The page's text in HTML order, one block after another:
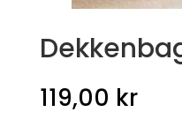
119,00 kr